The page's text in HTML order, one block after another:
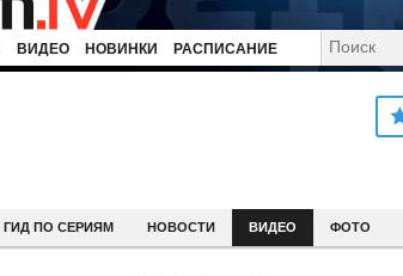
ВИДЕО НОВИНКИ РАСПИСАНИЕ
ГИД ПО СЕРИЯМ НОВОСТИ ВИДЕО ФОТО